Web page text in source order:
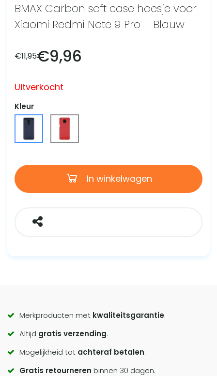
BMAX Carbon soft case hoesje voor
Xiaomi Redmi Note 9 Pro – Blauw
€11,95€9,96
Uitverkocht
Kleur
In winkelwagen
Call
to
actions
Merkproducten met kwaliteitsgarantie.
Altijd gratis verzending.
Mogelijkheid tot achteraf betalen.
Gratis retourneren binnen 30 dagen.